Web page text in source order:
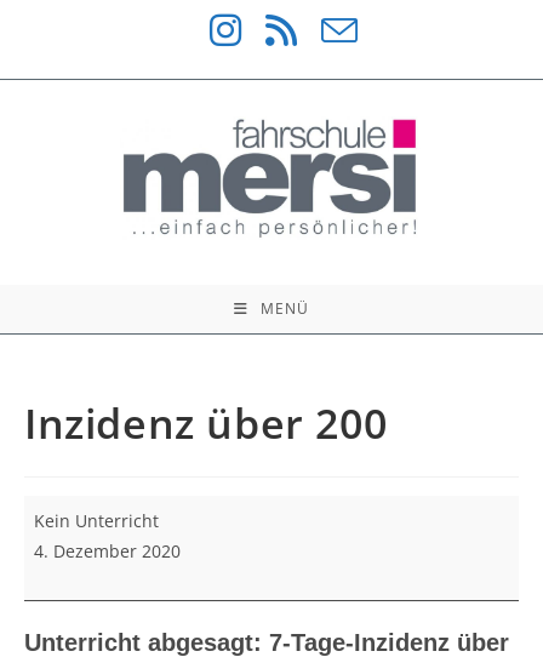
springen
MENÜ
Inzidenz über 200
Inzidenz
Kein Unterricht
4. Dezember 2020
Unterricht abgesagt: 7-Tage-Inzidenz über